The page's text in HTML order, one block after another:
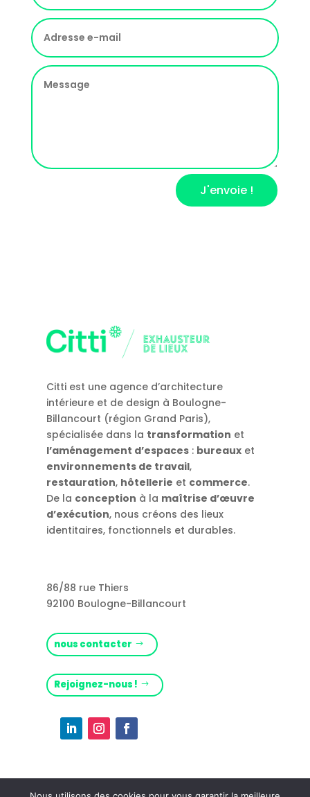
J'envoie !
Citti est une agence d’architecture
intérieure et de design à Boulogne-
Billancourt (région Grand Paris),
spécialisée dans la transformation et
l’aménagement d’espaces : bureaux et
environnements de travail,
restauration, hôtellerie et commerce.
De la conception à la maîtrise d’œuvre
d’exécution, nous créons des lieux
identitaires, fonctionnels et durables.
86/88 rue Thiers
92100 Boulogne-Billancourt
nous contacter
Rejoignez-nous !